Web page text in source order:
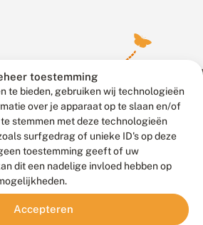
toestemming
te bieden, gebruiken wij technologieën
over je apparaat op te slaan en/of
stemmen met deze technologieën
surfgedrag of unieke ID's op deze
toestemming geeft of uw
dit een nadelige invloed hebben op
Accepteren
2026 Vlinderstichting
door
Go2People
, ontworpen door
Blue Field Agency
Privacy
Disclaimer
Sitemap